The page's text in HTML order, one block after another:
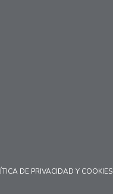
DE PRIVACIDAD Y COOKIES